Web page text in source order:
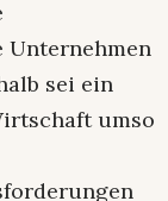
sei ein
umso